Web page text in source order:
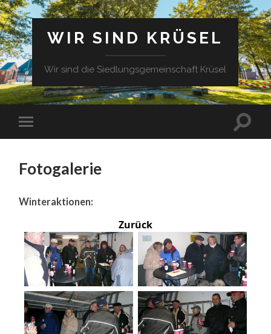
WIR SIND KRÜSEL
Wir sind die Siedlungsgemeinschaft Krüsel
Fotogalerie
Winteraktionen:
Zurück